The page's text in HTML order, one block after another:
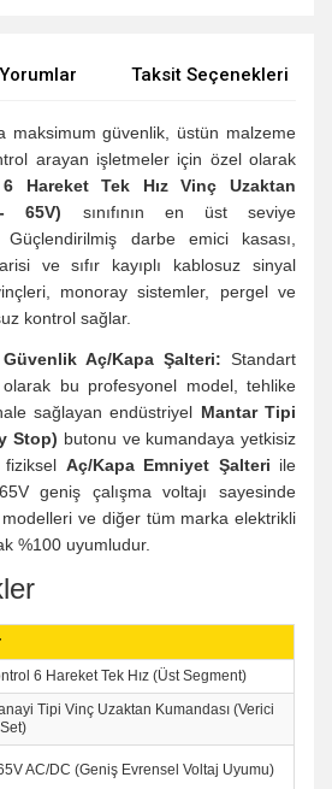
Yorumlar Taksit Seçenekleri
maksimum güvenlik, üstün malzeme
arayan işletmeler için özel olarak
Hareket Tek Hız Vinç Uzaktan
65V) sınıfının en üst seviye
Güçlendirilmiş darbe emici kasası,
ve sıfır kayıplı kablosuz sinyal
monoray sistemler, pergel ve
kontrol sağlar.
Aç/Kapa Şalteri: Standart
olarak bu profesyonel model, tehlike
sağlayan endüstriyel Mantar Tipi
Stop) butonu ve kumandaya yetkisiz
Aç/Kapa Emniyet Şalteri ile
geniş çalışma voltajı sayesinde
ve diğer tüm marka elektrikli
%100 uyumludur.
6 Hareket Tek Hız (Üst Segment)
Tipi Vinç Uzaktan Kumandası (Verici
Set)
AC/DC (Geniş Evrensel Voltaj Uyumu)